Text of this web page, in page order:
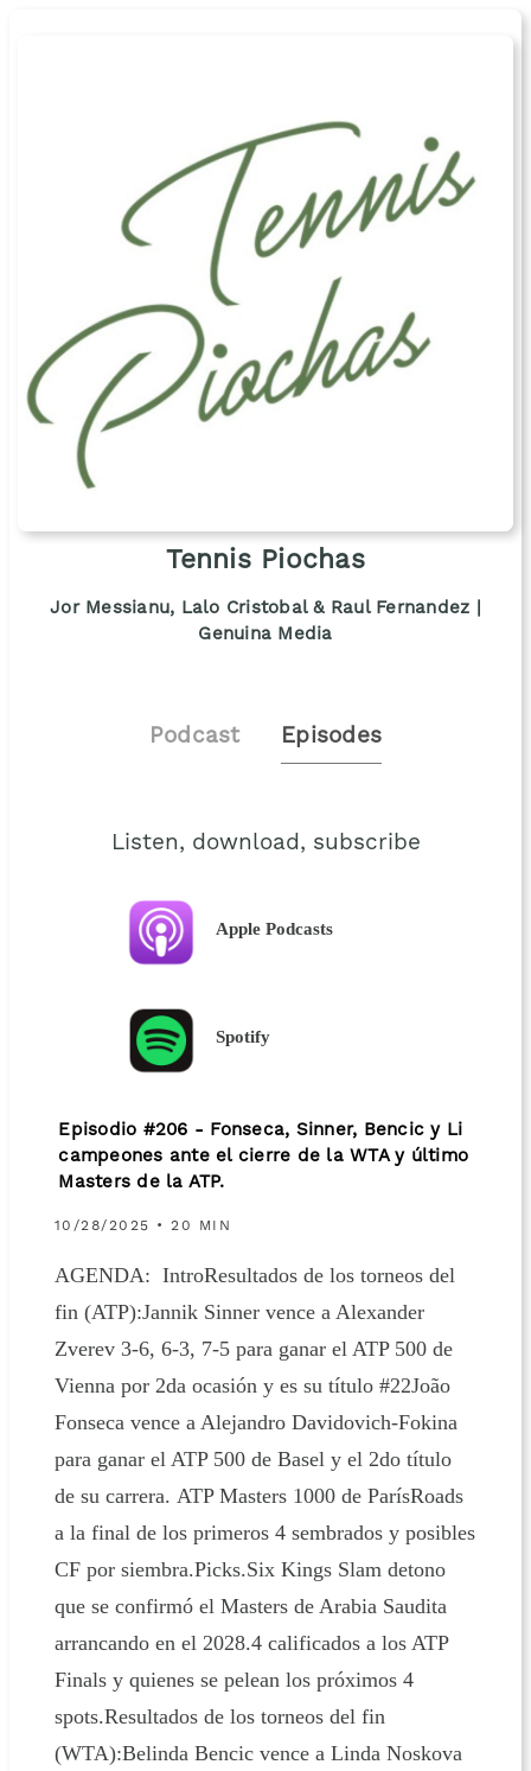
Tennis Piochas
Jor Messianu, Lalo Cristobal & Raul Fernandez |
Genuina Media
Podcast Episodes
Listen, download, subscribe
Apple Podcasts
Spotify
Episodio #206 - Fonseca, Sinner, Bencic y Li
campeones ante el cierre de la WTA y último
Masters de la ATP.
10/28/2025 • 20 MIN
AGENDA: IntroResultados de los torneos del
fin (ATP):Jannik Sinner vence a Alexander
Zverev 3-6, 6-3, 7-5 para ganar el ATP 500 de
Vienna por 2da ocasión y es su título #22João
Fonseca vence a Alejandro Davidovich-Fokina
para ganar el ATP 500 de Basel y el 2do título
de su carrera. ATP Masters 1000 de ParísRoads
a la final de los primeros 4 sembrados y posibles
CF por siembra.Picks.Six Kings Slam detono
que se confirmó el Masters de Arabia Saudita
arrancando en el 2028.4 calificados a los ATP
Finals y quienes se pelean los próximos 4
spots.Resultados de los torneos del fin
(WTA):Belinda Bencic vence a Linda Noskova